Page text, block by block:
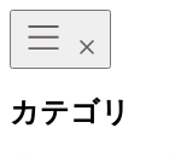
カテゴリ